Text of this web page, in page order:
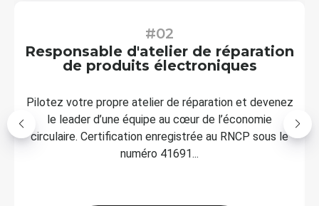
#02
Responsable d'atelier de réparation
de produits électroniques
Pilotez votre propre atelier de réparation et devenez
le leader d’une équipe au cœur de l’économie
circulaire. Certification enregistrée au RNCP sous le
numéro 41691...